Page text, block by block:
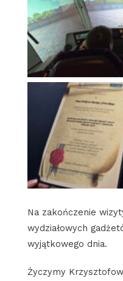
Na zakończenie
wydziałowych
wyjątkowego dnia.
Życzymy